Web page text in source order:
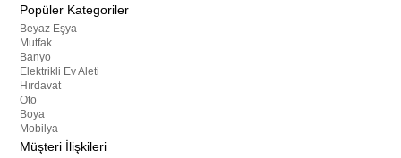
Popüler Kategoriler
Beyaz Eşya
Mutfak
Banyo
Elektrikli Ev Aleti
Hırdavat
Oto
Boya
Mobilya
Müşteri İlişkileri